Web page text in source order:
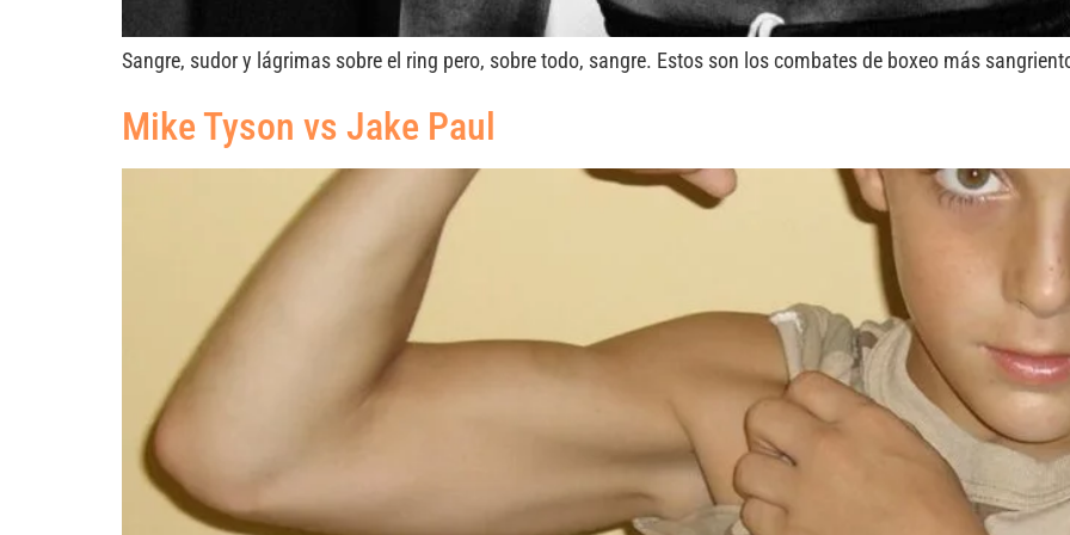
Sangre, sudor y lágrimas sobre el ring pero, sobre todo, sangre. Estos son los combates de boxeo más
Mike Tyson vs Jake Paul